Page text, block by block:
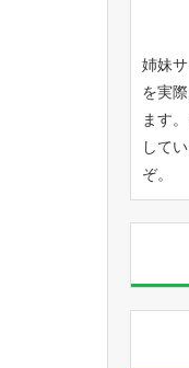
姉妹
を実
ます
して
ぞ。